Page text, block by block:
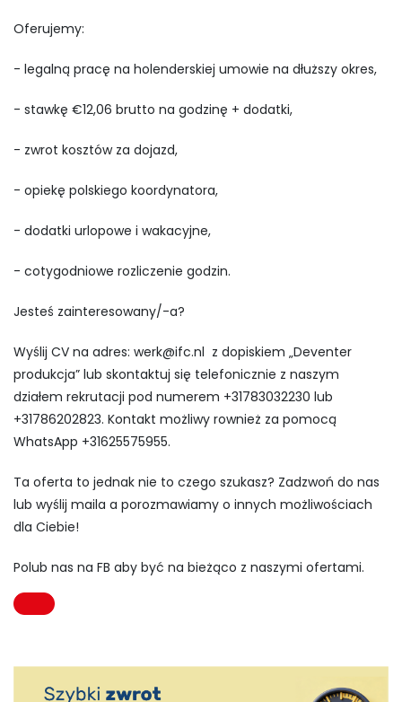
Oferujemy:
- legalną pracę na holenderskiej umowie na dłuższy okres,
- stawkę €12,06 brutto na godzinę + dodatki,
- zwrot kosztów za dojazd,
- opiekę polskiego koordynatora,
- dodatki urlopowe i wakacyjne,
- cotygodniowe rozliczenie godzin.
Jesteś zainteresowany/-a?
Wyślij CV na adres: werk@ifc.nl z dopiskiem „Deventer
produkcja” lub skontaktuj się telefonicznie z naszym
działem rekrutacji pod numerem +31783032230 lub
+31786202823. Kontakt możliwy rownież za pomocą
WhatsApp +31625575955.
Ta oferta to jednak nie to czego szukasz? Zadzwoń do nas
lub wyślij maila a porozmawiamy o innych możliwościach
dla Ciebie!
Polub nas na FB aby być na bieżąco z naszymi ofertami.